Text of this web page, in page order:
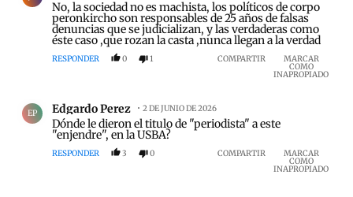
No, la sociedad no es machista, los políticos de corpo
peronkircho son responsables de 25 años de falsas
denuncias que se judicializan, y las verdaderas como
éste caso ,que rozan la casta ,nunca llegan a la verdad
RESPONDER 0 1 COMPARTIR MARCAR
COMO
INAPROPIADO
EP Edgardo Perez 2 DE JUNIO DE 2026
Dónde le dieron el titulo de "periodista" a este
"enjendre", en la USBA?
RESPONDER 3 0 COMPARTIR MARCAR
COMO
INAPROPIADO